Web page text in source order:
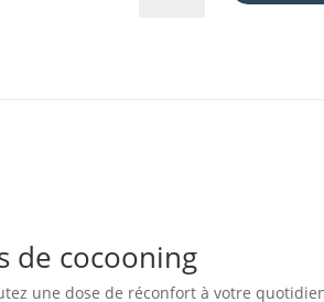
de cocooning
une dose de réconfort à votre